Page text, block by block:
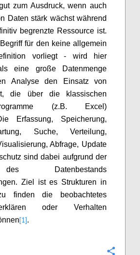
zum Ausdruck, wenn auch
Daten stärk wächst während
begrenzte Ressource ist.
für den keine allgemein
vorliegt - wird hier
eine große Datenmenge
Analyse den Einsatz von
die über die klassischen
(z.B. Excel)
Erfassung, Speicherung,
Suche, Verteilung,
Abfrage, Update
sind dabei aufgrund der
Datenbestands
Ziel ist es Strukturen in
finden die beobachtetes
oder Verhalten
[1].